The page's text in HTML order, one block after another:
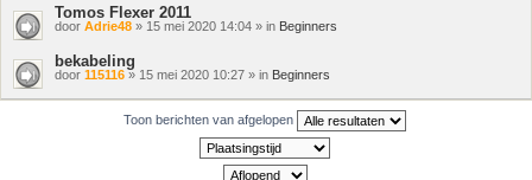
Tomos Flexer 2011
door Adrie48 » 15 mei 2020 14:04 » in Beginners
bekabeling
door 115116» 15 mei 2020 10:27 » in Beginners
Toon berichten van afgelopen